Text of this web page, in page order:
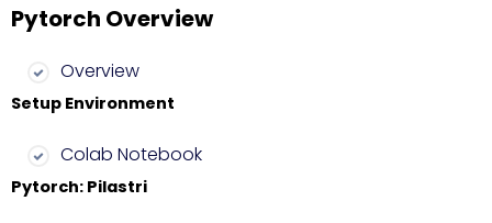
Pytorch Overview
Overview
Setup Environment
Colab Notebook
Pytorch: Pilastri